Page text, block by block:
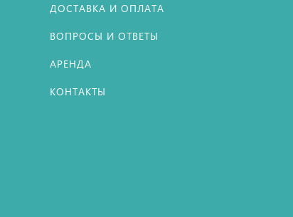
ДОСТАВКА И ОПЛАТА
ВОПРОСЫ И ОТВЕТЫ
АРЕНДА
КОНТАКТЫ